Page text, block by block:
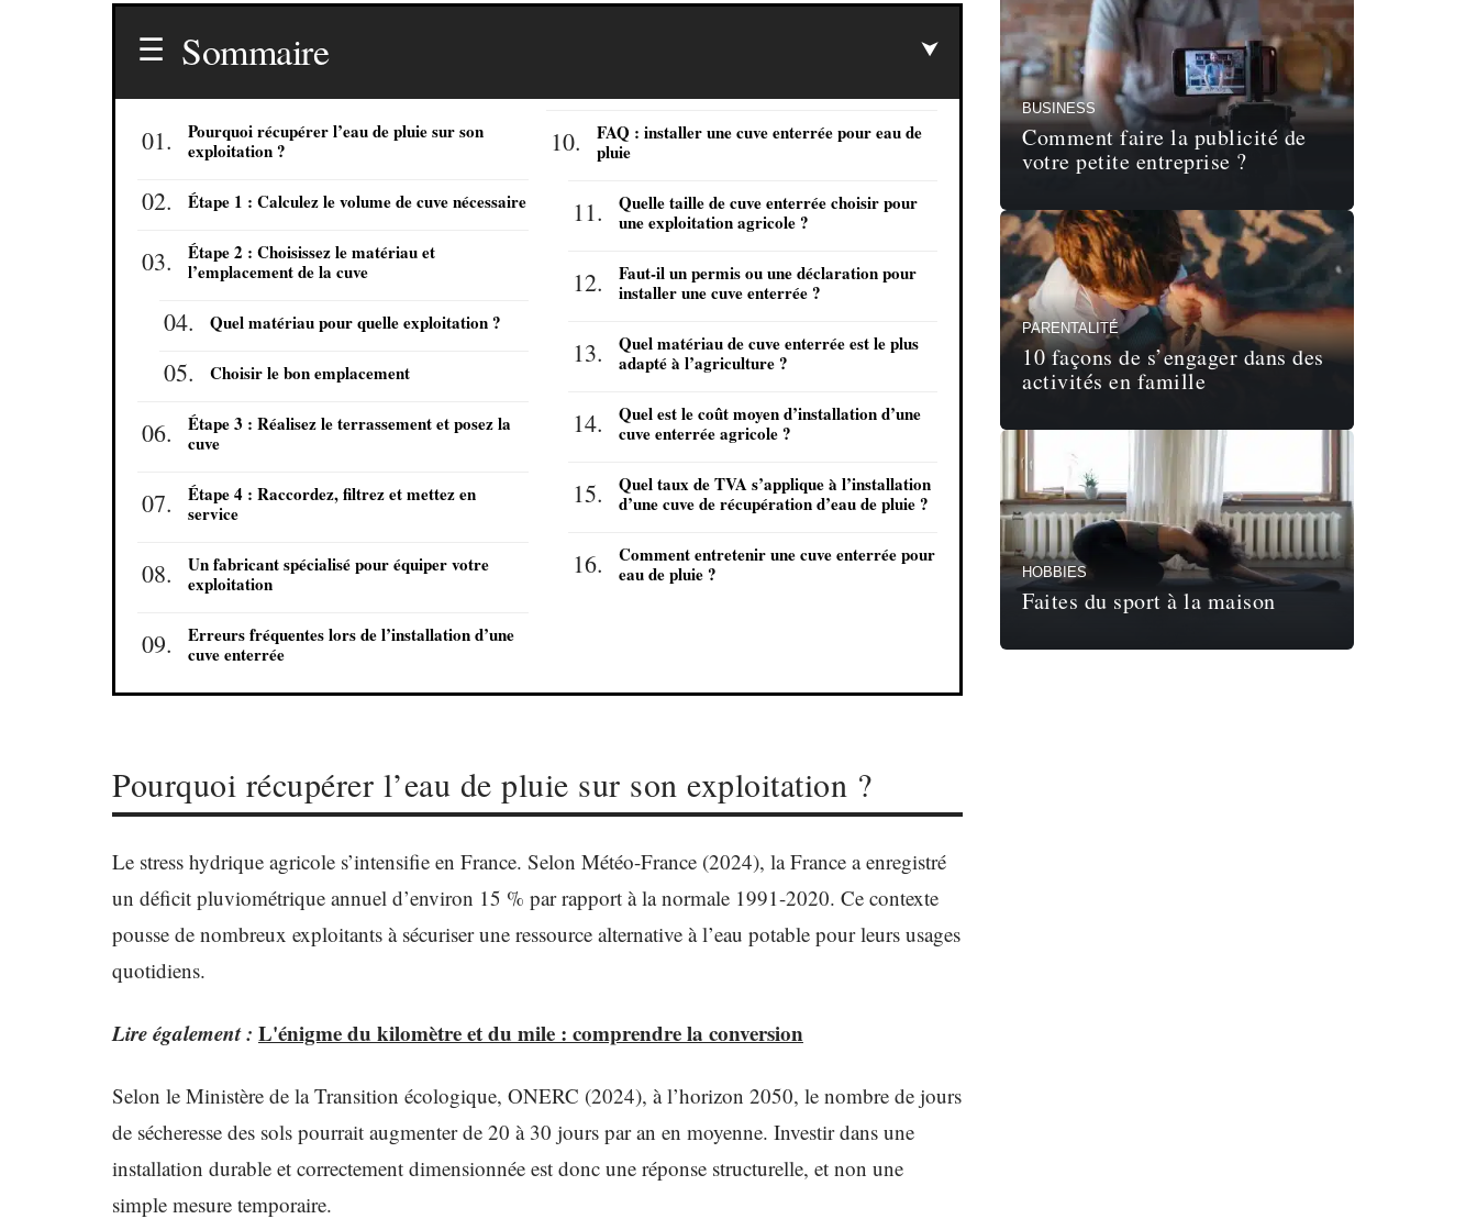
Sommaire
Pourquoi récupérer l’eau de pluie sur son
exploitation ?
Étape 1 : Calculez le volume de cuve nécessaire
Étape 2 : Choisissez le matériau et
l’emplacement de la cuve
Quel matériau pour quelle exploitation ?
Choisir le bon emplacement
Étape 3 : Réalisez le terrassement et posez la
cuve
Étape 4 : Raccordez, filtrez et mettez en
service
Un fabricant spécialisé pour équiper votre
exploitation
Erreurs fréquentes lors de l’installation d’une
cuve enterrée
FAQ : installer une cuve enterrée pour eau de
pluie
Quelle taille de cuve enterrée choisir pour
une exploitation agricole ?
Faut-il un permis ou une déclaration pour
installer une cuve enterrée ?
Quel matériau de cuve enterrée est le plus
adapté à l’agriculture ?
Quel est le coût moyen d’installation d’une
cuve enterrée agricole ?
Quel taux de TVA s’applique à l’installation
d’une cuve de récupération d’eau de pluie ?
Comment entretenir une cuve enterrée pour
eau de pluie ?
Pourquoi récupérer l’eau de pluie sur son exploitation ?
Le stress hydrique agricole s’intensifie en France. Selon Météo-France (2024), la France a enregistré
un déficit pluviométrique annuel d’environ 15 % par rapport à la normale 1991-2020. Ce contexte
pousse de nombreux exploitants à sécuriser une ressource alternative à l’eau potable pour leurs usages
quotidiens.
Lire également : L'énigme du kilomètre et du mile : comprendre la conversion
Selon le Ministère de la Transition écologique, ONERC (2024), à l’horizon 2050, le nombre de jours
de sécheresse des sols pourrait augmenter de 20 à 30 jours par an en moyenne. Investir dans une
installation durable et correctement dimensionnée est donc une réponse structurelle, et non une
simple mesure temporaire.
BUSINESS
Comment faire la publicité de
votre petite entreprise ?
PARENTALITÉ
10 façons de s’engager dans des
activités en famille
HOBBIES
Faites du sport à la maison